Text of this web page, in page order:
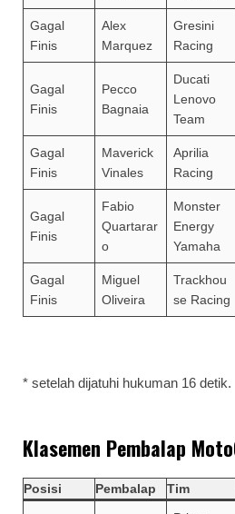
Gagal
Finis
Alex
Marquez
Gresini
Racing
Gagal
Finis
Pecco
Bagnaia
Ducati
Lenovo
Team
Gagal
Finis
Maverick
Vinales
Aprilia
Racing
Gagal
Finis
Fabio
Quartarar
o
Monster
Energy
Yamaha
Gagal
Finis
Miguel
Oliveira
Trackhou
se Racing
* setelah dijatuhi hukuman 16 detik.
Klasemen Pembalap
Posisi Pembalap Tim